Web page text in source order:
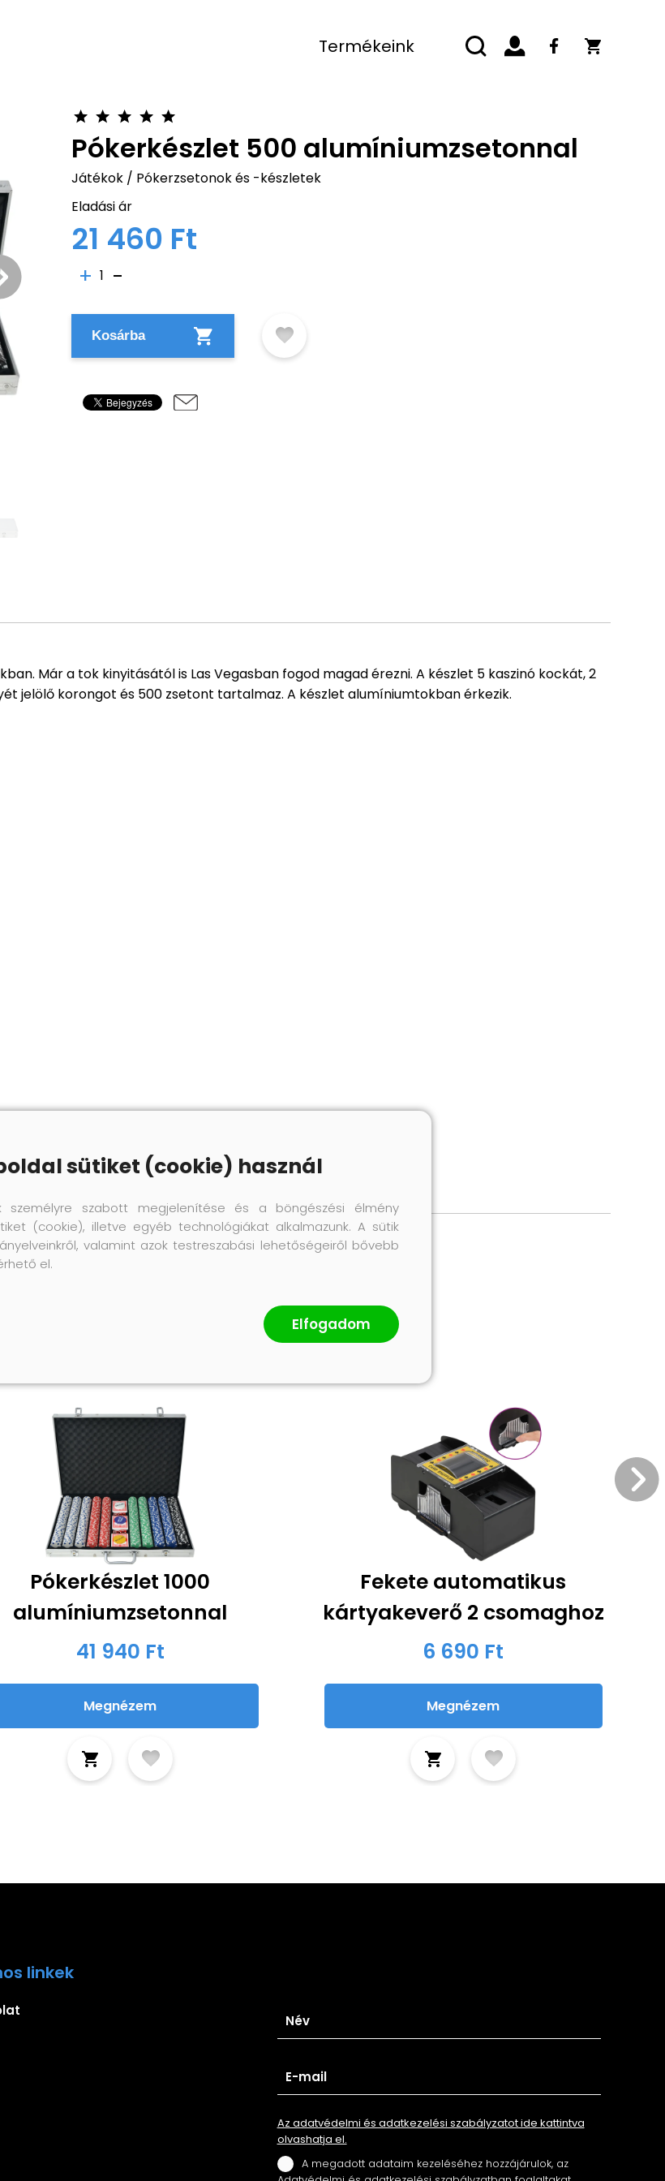
Termékeink
Pókerkészlet 500 alumíniumzsetonnal
Játékok/ Pókerzsetonok és -készletek
Eladási ár
21 460 Ft
1
Kosárba
Már a tok kinyitásától is Las Vegasban fogod magad érezni. A készlet 5 kaszinó kockát, 2
jelölő korongot és 500 zsetont tartalmaz. A készlet alumíniumtokban érkezik.
Pókerkészlet 1000
alumíniumzsetonnal
41 940 Ft
Megnézem
Fekete automatikus
kártyakeverő 2 csomaghoz
6 690 Ft
Megnézem
linkek
Az adatvédelmi és adatkezelési szabályzatot ide kattintva
olvashatja el.
A megadott adataim kezeléséhez hozzájárulok, az
sütiket (cookie) használ
személyre szabott megjelenítése és a böngészési élmény
(cookie), illetve egyéb technológiákat alkalmazunk. A sütik
valamint azok testreszabási lehetőségeiről bővebb
el.
Elfogadom